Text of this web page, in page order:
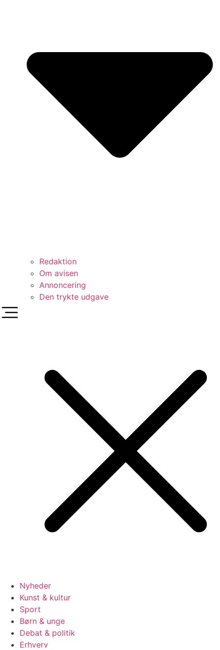
Redaktion
Om avisen
Annoncering
Den trykte udgave
Nyheder
Kunst & kultur
Sport
Børn & unge
Debat & politik
Erhverv